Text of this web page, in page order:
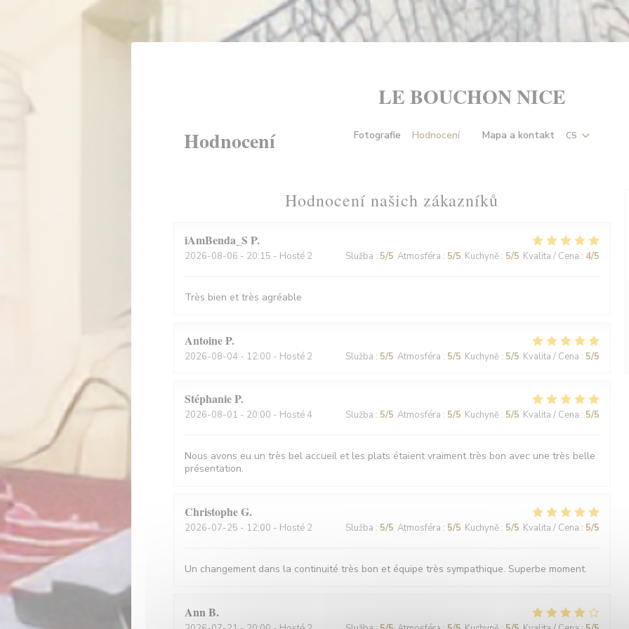
Panel pro správu cookies
LE BOUCHON NICE
Fotografie Hodnocení ((otevře se v novém okně))
Mapa a kontakt CS
Hodnocení
Hodnocení našich zákazníků
iAmBenda_S P
2026-08-06 - 20:15 - Hosté 2 Služba : 5/5 Atmosféra : 5/5 Kuchyně: 5/5 Kvalita / Cena : 4/5
Très bien et très agréable
AntoineP
2026-08-04 - 12:00 - Hosté 2 Služba : 5/5 Atmosféra : 5/5 Kuchyně: 5/5 Kvalita / Cena : 5/5
StéphanieP
2026-08-01 - 20:00 - Hosté 4 Služba : 5/5 Atmosféra : 5/5 Kuchyně: 5/5 Kvalita / Cena : 5/5
Nous avons eu un très bel accueil et les plats étaient vraiment très bon avec une très belle
présentation.
ChristopheG
2026-07-25 - 12:00 - Hosté 2 Služba : 5/5 Atmosféra : 5/5 Kuchyně: 5/5 Kvalita / Cena : 5/5
Un changement dans la continuité très bon et équipe très sympathique. Superbe moment.
AnnB